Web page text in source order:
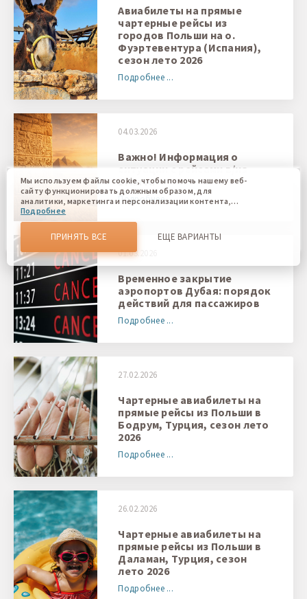
Авиабилеты на прямые
чартерные рейсы из
городов Польши на о.
Фуэртевентура (Испания),
сезон лето 2026
Подробнее ...
04.03.2026
Важно! Информация о
ситуации с рейсами в/из
Египта
Подробнее ...
01.03.2026
Временное закрытие
аэропортов Дубая: порядок
действий для пассажиров
Подробнее ...
27.02.2026
Чартерные авиабилеты на
прямые рейсы из Польши в
Бодрум, Турция, сезон лето
2026
Подробнее ...
26.02.2026
Чартерные авиабилеты на
прямые рейсы из Польши в
Даламан, Турция, сезон
лето 2026
Подробнее ...
Мы используем файлы cookie, чтобы помочь нашему веб-
сайту функционировать должным образом, для
аналитики, маркетинга и персонализации контента,
который вы видите. Файлы cookies позволяют нам
отличать Вас от других пользователей нашего веб-сайта.
Соглашаясь, вы соглашаетесь на использование всех этих
файлов cookie. Вы можете обновить свои предпочтения,
нажав кнопку настроек файлов cookie, или в любое
время, перейдя к нашей политике использования файлов
cookie.
Подробнее
ПРИНЯТЬ ВСЕ ЕЩЕ ВАРИАНТЫ